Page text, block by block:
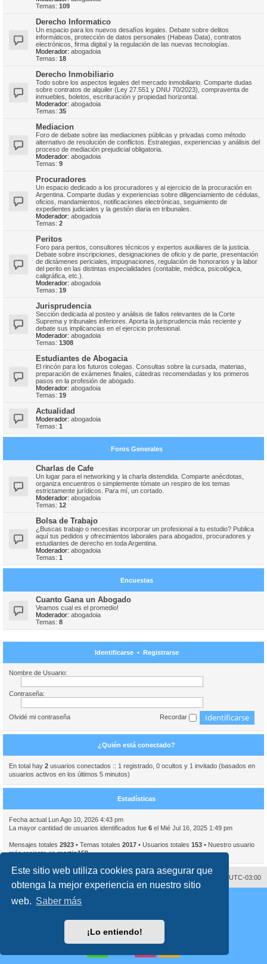
Este sitio web utiliza cookies para asegurar que
obtenga la mejor experiencia en nuestro sitio
web. Saber más
¡Lo entiendo!
Temas: 109
Derecho Informatico
Un espacio para los nuevos desafíos legales. Debate sobre delitos
informáticos, protección de datos personales (Habeas Data), contratos
electrónicos, firma digital y la regulación de las nuevas tecnologías.
Moderador: abogadoia
Temas: 18
Derecho Inmobiliario
Todo sobre los aspectos legales del mercado inmobiliario. Comparte dudas
sobre contratos de alquiler (Ley 27.551 y DNU 70/2023), compraventa de
inmuebles, boletos, escrituración y propiedad horizontal.
Moderador: abogadoia
Temas: 35
Mediacion
Foro de debate sobre las mediaciones públicas y privadas como método
alternativo de resolución de conflictos. Estrategias, experiencias y análisis del
proceso de mediación prejudicial obligatoria.
Moderador: abogadoia
Temas: 9
Procuradores
Un espacio dedicado a los procuradores y al ejercicio de la procuración en
Argentina. Comparte dudas y experiencias sobre diligenciamiento de cédulas,
oficios, mandamientos, notificaciones electrónicas, seguimiento de
expedientes judiciales y la gestión diaria en tribunales.
Moderador: abogadoia
Temas: 2
Peritos
Foro para peritos, consultores técnicos y expertos auxiliares de la justicia.
Debate sobre inscripciones, designaciones de oficio y de parte, presentación
de dictámenes periciales, impugnaciones, regulación de honorarios y la labor
del perito en las distintas especialidades (contable, médica, psicológica,
caligráfica, etc.).
Moderador: abogadoia
Temas: 19
Jurisprudencia
Sección dedicada al posteo y análisis de fallos relevantes de la Corte
Suprema y tribunales inferiores. Aporta la jurisprudencia más reciente y
debate sus implicancias en el ejercicio profesional.
Moderador: abogadoia
Temas: 1308
Estudiantes de Abogacia
El rincón para los futuros colegas. Consultas sobre la cursada, materias,
preparación de exámenes finales, cátedras recomendadas y los primeros
pasos en la profesión de abogado.
Moderador: abogadoia
Temas: 19
Actualidad
Moderador: abogadoia
Temas: 1
Foros Generales
Charlas de Cafe
Un lugar para el networking y la charla distendida. Comparte anécdotas,
organiza encuentros o simplemente tómate un respiro de los temas
estrictamente jurídicos. Para mí, un cortado.
Moderador: abogadoia
Temas: 12
Bolsa de Trabajo
¿Buscas trabajo o necesitas incorporar un profesional a tu estudio? Publica
aquí tus pedidos y ofrecimientos laborales para abogados, procuradores y
estudiantes de derecho en toda Argentina.
Moderador: abogadoia
Temas: 1
Encuestas
Cuanto Gana un Abogado
Veamos cual es el promedio!
Moderador: abogadoia
Temas: 8
Identificarse• Registrarse
Nombre de Usuario:
Contraseña:
Olvidé mi contraseña Recordar
¿Quién está conectado?
En total hay 2 usuarios conectados :: 1 registrado, 0 ocultos y 1 invitado (basados en
usuarios activos en los últimos 5 minutos)
Estadísticas
Fecha actual Lun Ago 10, 2026 4:43 pm
La mayor cantidad de usuarios identificados fue 6 el Mié Jul 16, 2025 1:49 pm
Mensajes totales 2923 • Temas totales 2017 • Usuarios totales 153 • Nuestro usuario
más reciente esmartin159
Todos los horarios son UTC-03:00
Borrar cookies
Desarrollado por
® Forum Software © phpBB Limited
Traducción al español porphpBB España
Condiciones